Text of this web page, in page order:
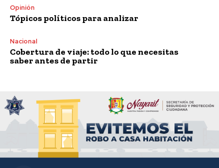
Opinión
Tópicos políticos para analizar
Nacional
Cobertura de viaje: todo lo que necesitas
saber antes de partir